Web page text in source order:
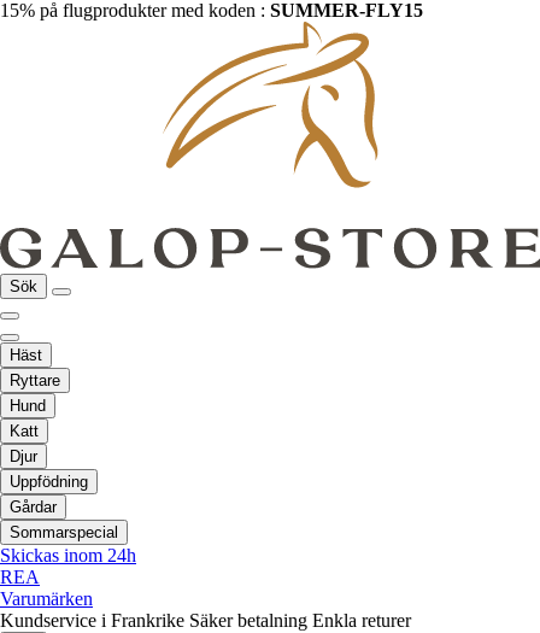
15% på flugprodukter med koden : SUMMER-FLY15
Sök
Häst
Ryttare
Hund
Katt
Djur
Uppfödning
Gårdar
Sommarspecial
Skickas inom 24h
REA
Varumärken
Kundservice i Frankrike Säker betalning Enkla returer